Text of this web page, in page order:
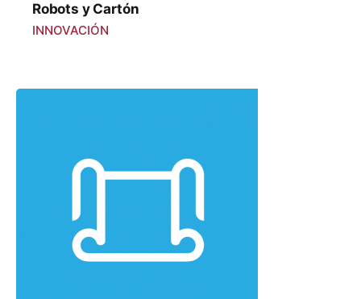
Robots y Cartón
INNOVACIÓN